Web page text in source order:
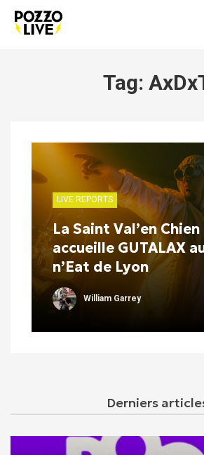
Tag:
LIVE REPORTS
La Saint Val’en Chien
accueille GUTALAX
n’Eat de Lyon
William Garrey
Derniers